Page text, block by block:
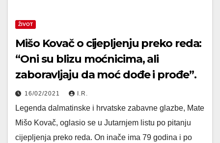
ŽIVOT
Mišo Kovač o cijepljenju preko reda:
“Oni su blizu moćnicima, ali
zaboravljaju da moć dođe i prođe”.
16/02/2021 I.R.
Legenda dalmatinske i hrvatske zabavne glazbe, Mate
Mišo Kovač, oglasio se u Jutarnjem listu po pitanju
cijepljenja preko reda. On inače ima 79 godina i po